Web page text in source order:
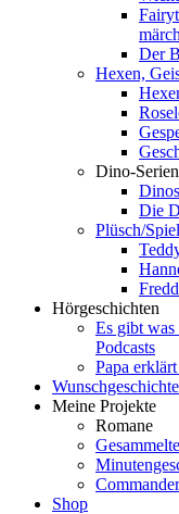
Der
Hexen,
Dino-Serien
Die
Plüsch/
Hörgeschichten
Es gibt
Podcasts
Papa
Meine Projekte
Romane
Shop